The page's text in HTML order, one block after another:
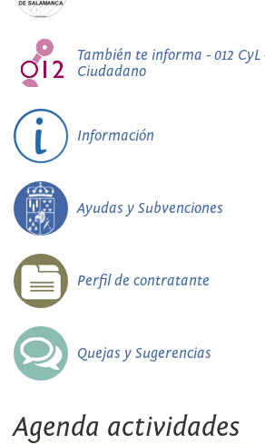
También te informa - 012
Ciudadano
Información
Ayudas y Subvenciones
Perfil de contratante
Quejas y Sugerencias
Agenda actividades